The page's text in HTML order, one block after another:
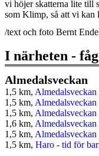
vi höjer skatterna lite till
som Klimp, så att vi kan
/text och foto Bernt
I närheten -
Almedalsveckan
1,5 km, Almedalsveckan
1,5 km, Almedalsveckan
1,5 km, Almedalsveckan
1,6 km, Almedalsveckan
1,5 km, Almedalsveckan
1,5 km, Haro - tid för